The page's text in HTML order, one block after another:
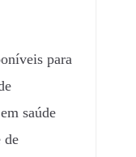
para
saúde
de